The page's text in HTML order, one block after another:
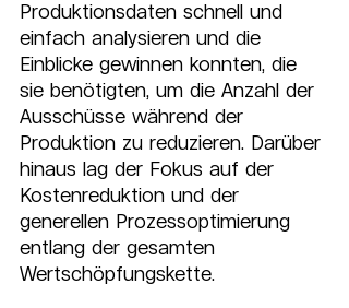
Produktionsdaten schnell und
einfach analysieren und die
Einblicke gewinnen konnten, die
sie benötigten, um die Anzahl der
Ausschüsse während der
Produktion zu reduzieren. Darüber
hinaus lag der Fokus auf der
Kostenreduktion und der
generellen Prozessoptimierung
entlang der gesamten
Wertschöpfungskette.